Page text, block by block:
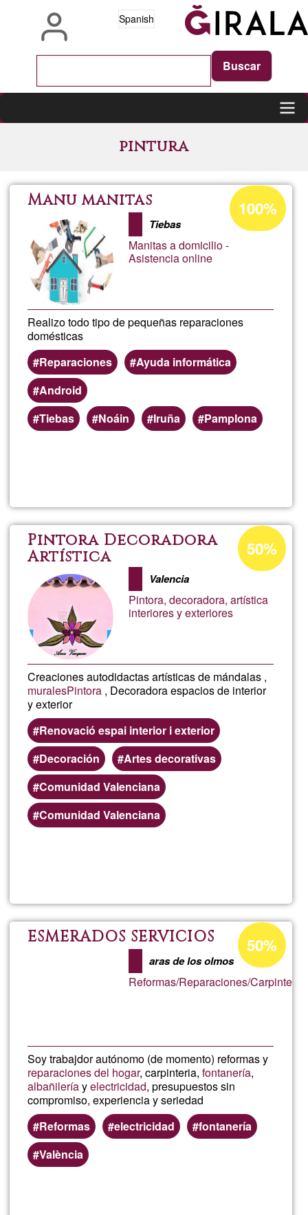
Spanish
pintura
Manu manitas
Tiebas
Manitas a domicilio -
Asistencia online
Realizo todo tipo de pequeñas reparaciones
domésticas
Reparaciones
Ayuda informática
Android
Tiebas
Noáin Iruña Pamplona
Porcentaje
de
aceptación
100%
Manu
manitas
Pintora Decoradora
Artística
Valencia
Pintora, decoradora, artística
interiores y exteriores
Creaciones autodidactas artísticas de mándalas ,
muralesPintora , Decoradora espacios de interior
y exterior
Renovació espai interior i exterior
Decoración
Artes decorativas
Comunidad Valenciana
Comunidad Valenciana
Porcentaje
de
aceptación
de
50%
Pintora
ESMERADOS SERVICIOS
aras de los olmos
Reformas/Reparaciones/
Soy trabajdor autónomo (de momento) reformas y
reparaciones del hogar, carpinteria,fontanería,
albañileríayelectricidad, presupuestos sin
compromiso, experiencia y seriedad
Reformas
electricidad
fontanería
València
Porcentaje
de
aceptación
de
50%